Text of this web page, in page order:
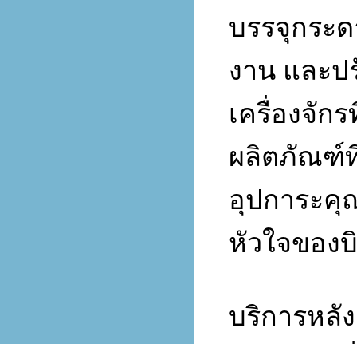
บรรจุกระ
งาน และ
เครื่องจัก
ผลิตภัณฑ์
อุปการะคุ
หัวใจของ
บริการหลั